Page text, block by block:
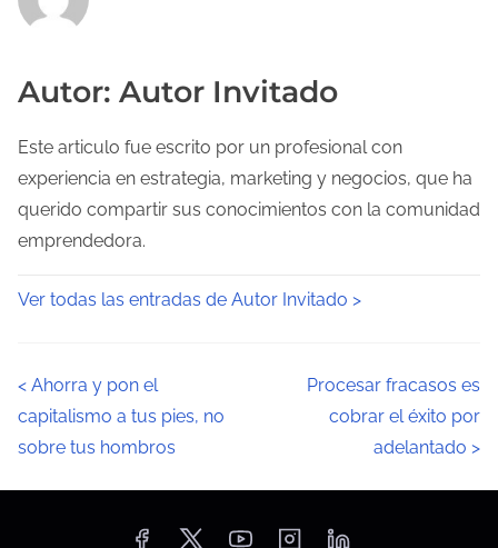
Autor: Autor Invitado
Este articulo fue escrito por un profesional con
experiencia en estrategia, marketing y negocios, que ha
querido compartir sus conocimientos con la comunidad
emprendedora.
Ver todas las entradas de Autor Invitado >
N
a
< Ahorra y pon el
capitalismo a tus pies, no
sobre tus hombros
Procesar fracasos es
cobrar el éxito por
adelantado >